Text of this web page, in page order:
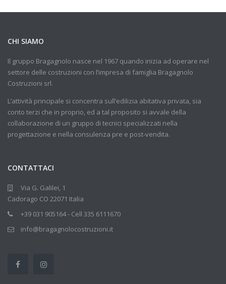
CHI SIAMO
Il gruppo Bragagnolo nasce nel 1967 quando inizia ad operare nel
settore delle costruzioni con l’impresa di famiglia Bragagnolo
Costruzioni srl.
L’attività principale si concentra sull’edilizia abitativa privata, sia
conto terzi che in proprio, ed a tal proposito si avvale della
collaborazione di un gruppo di tecnici specializzati nella
progettazione e nella consulenza pre e post-vendita.
CONTATTACI
Via G. Galilei, 1
Cadorago CO 22071 Italia
+39 031 905164 - Cell 335 6111670
info@bragagnolocostruzioni.it